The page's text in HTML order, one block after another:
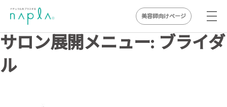
Skip
to
content
美容師向けページ
サロン展開メニュー: ブライダ
ル